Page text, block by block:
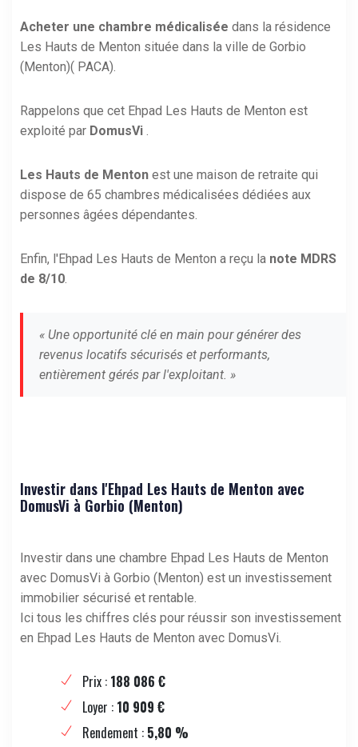
Acheter une chambre médicalisée dans la résidence
Les Hauts de Menton située dans la ville de Gorbio
(Menton)( PACA).
Rappelons que cet Ehpad Les Hauts de Menton est
exploité par DomusVi .
Les Hauts de Menton est une maison de retraite qui
dispose de 65 chambres médicalisées dédiées aux
personnes âgées dépendantes.
Enfin, l'Ehpad Les Hauts de Menton a reçu la note MDRS
de 8/10.
« Une opportunité clé en main pour générer des
revenus locatifs sécurisés et performants,
entièrement gérés par l'exploitant. »
Investir dans l'Ehpad Les Hauts de Menton avec
DomusVi à Gorbio (Menton)
Investir dans une chambre Ehpad Les Hauts de Menton
avec DomusVi à Gorbio (Menton) est un investissement
immobilier sécurisé et rentable.
Ici tous les chiffres clés pour réussir son investissement
en Ehpad Les Hauts de Menton avec DomusVi.
Prix : 188 086 €
Loyer : 10 909 €
Rendement : 5,80 %